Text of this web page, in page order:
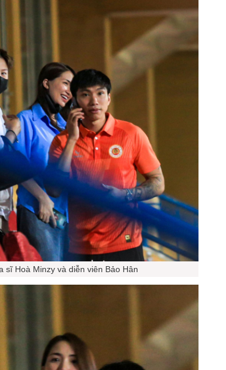
Hoà Minzy và diễn viên Bảo Hân